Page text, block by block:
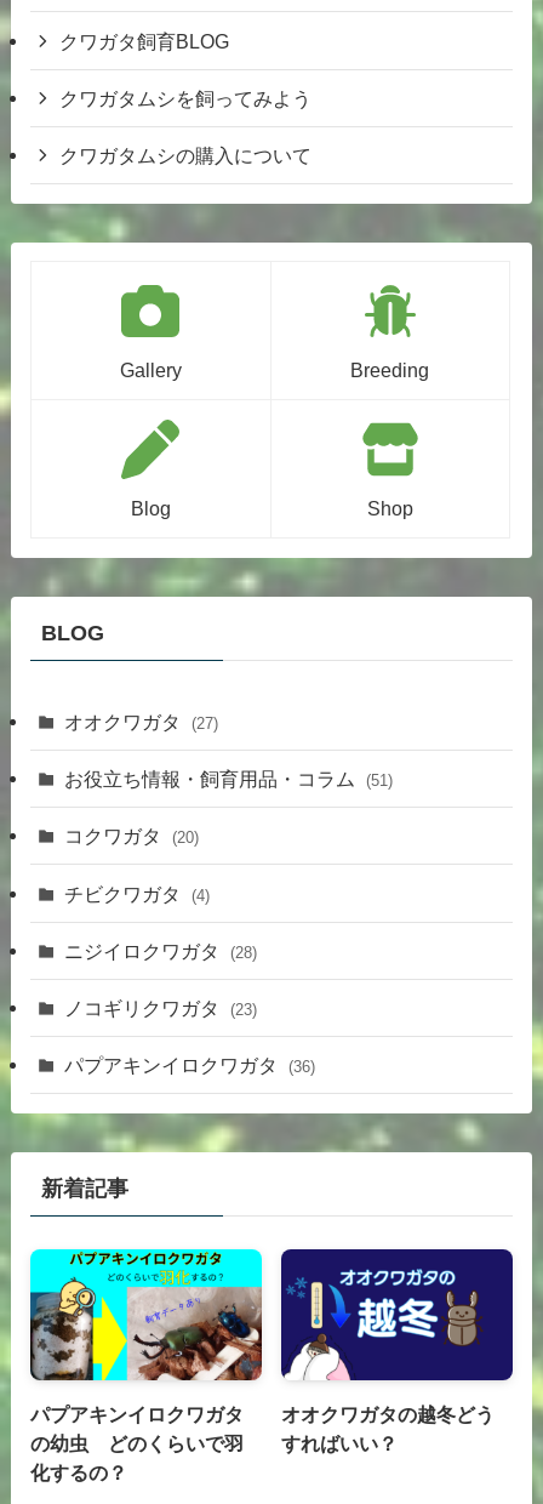
クワガタ飼育BLOG
クワガタムシを飼ってみよう
クワガタムシの購入について
Gallery Breeding
Blog Shop
BLOG
オオクワガタ (27)
お役立ち情報・飼育用品・コラム (51)
コクワガタ (20)
チビクワガタ (4)
ニジイロクワガタ (28)
ノコギリクワガタ (23)
パプアキンイロクワガタ (36)
新着記事
パプアキンイロクワガタ
の幼虫 どのくらいで羽
化するの？
オオクワガタの越冬どう
すればいい？